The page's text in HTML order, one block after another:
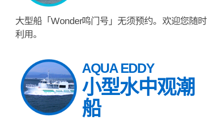
大型船「Wonder鸣门号」无须预约。欢迎您随时
利用。
AQUA EDDY
小型水中观潮
船